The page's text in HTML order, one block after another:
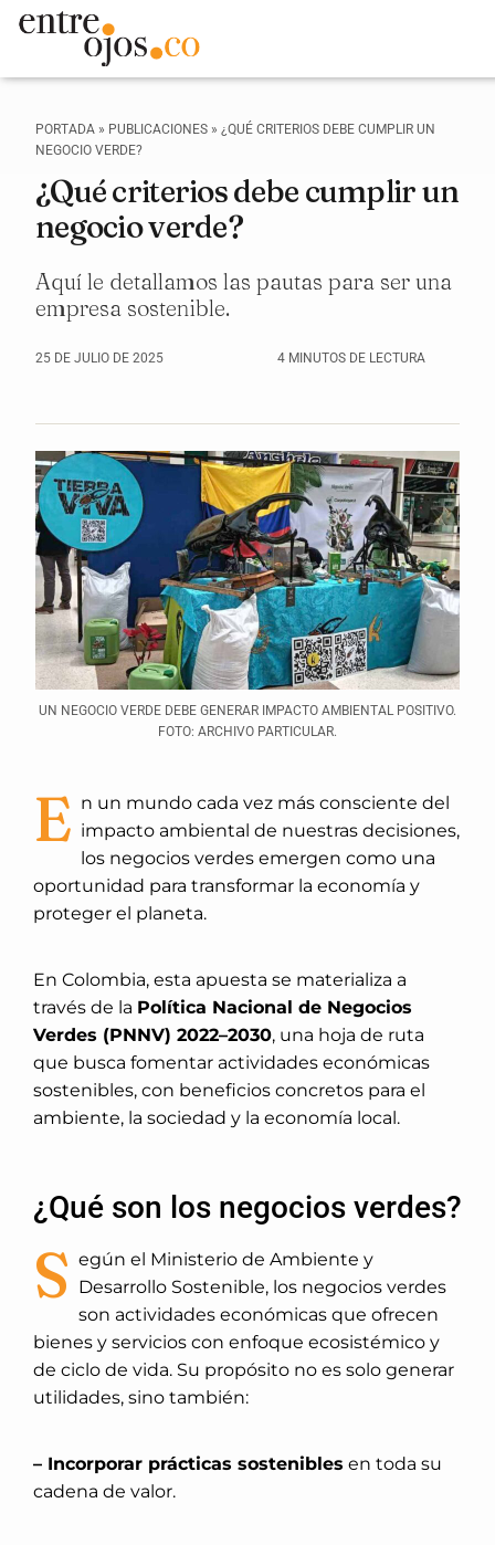
PORTADA » PUBLICACIONES » ¿QUÉ CRITERIOS DEBE CUMPLIR UN
NEGOCIO VERDE?
¿Qué criterios debe cumplir un
negocio verde?
Aquí le detallamos las pautas para ser una
empresa sostenible.
25 DE JULIO DE 2025 4 MINUTOS DE LECTURA
UN NEGOCIO VERDE DEBE GENERAR IMPACTO AMBIENTAL POSITIVO.
FOTO: ARCHIVO PARTICULAR.
E n un mundo cada vez más consciente del
impacto ambiental de nuestras decisiones,
los negocios verdes emergen como una
oportunidad para transformar la economía y
proteger el planeta.
En Colombia, esta apuesta se materializa a
través de la Política Nacional de Negocios
Verdes (PNNV) 2022–2030, una hoja de ruta
que busca fomentar actividades económicas
sostenibles, con beneficios concretos para el
ambiente, la sociedad y la economía local.
¿Qué son los negocios verdes?
S egún el Ministerio de Ambiente y
Desarrollo Sostenible, los negocios verdes
son actividades económicas que ofrecen
bienes y servicios con enfoque ecosistémico y
de ciclo de vida. Su propósito no es solo generar
utilidades, sino también:
– Incorporar prácticas sostenibles en toda su
cadena de valor.